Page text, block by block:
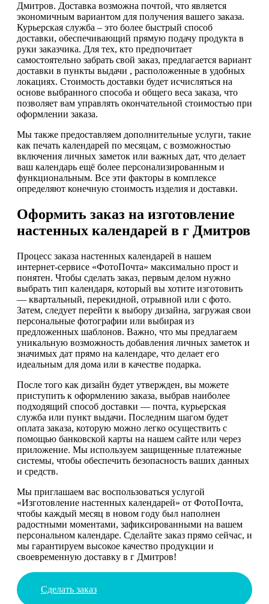
Дмитров. Доставка возможна почтой, что является
экономичным вариантом для получения вашего заказа.
Курьерская служба – это более быстрый способ
доставки, обеспечивающий прямую подачу продукта в
руки заказчика. Для тех, кто предпочитает
самостоятельно забрать свой заказ, предлагается вариант
доставки в пункты выдачи , расположенные в удобных
локациях. Стоимость доставки будет исчисляться на
основе выбранного способа и общего веса заказа, что
позволяет вам управлять окончательной стоимостью при
оформлении заказа.
Мы также предоставляем дополнительные услуги, такие
как печать календарей по месяцам, с возможностью
включения личных заметок или важных дат, что делает
ваш календарь ещё более персонализированным и
функциональным. Все эти факторы в комплексе
определяют конечную стоимость изделия и доставки.
Оформить заказ на изготовление
настенных календарей в г Дмитров
Процесс заказа настенных календарей в нашем
интернет-сервисе «ФотоПочта» максимально прост и
понятен. Чтобы сделать заказ, первым делом нужно
выбрать тип календаря, который вы хотите изготовить
— квартальный, перекидной, отрывной или с фото.
Затем, следует перейти к выбору дизайна, загружая свои
персональные фотографии или выбирая из
предложенных шаблонов. Важно, что мы предлагаем
уникальную возможность добавления личных заметок и
значимых дат прямо на календаре, что делает его
идеальным для дома или в качестве подарка.
После того как дизайн будет утвержден, вы можете
приступить к оформлению заказа, выбрав наиболее
подходящий способ доставки — почта, курьерская
служба или пункт выдачи. Последним шагом будет
оплата заказа, которую можно легко осуществить с
помощью банковской карты на нашем сайте или через
приложение. Мы используем защищенные платежные
системы, чтобы обеспечить безопасность ваших данных
и средств.
Мы приглашаем вас воспользоваться услугой
«Изготовление настенных календарей» от ФотоПочта,
чтобы каждый месяц в новом году был наполнен
радостными моментами, зафиксированными на вашем
персональном календаре. Сделайте заказ прямо сейчас, и
мы гарантируем высокое качество продукции и
своевременную доставку в г Дмитров!
Сделать заказ